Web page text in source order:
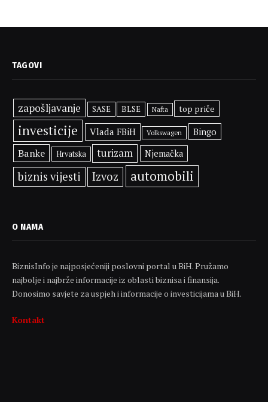
TAGOVI
zapošljavanje SASE BLSE Nafta top priče
investicije Vlada FBiH Volkswagen Bingo
Banke Hrvatska turizam Njemačka
biznis vijesti Izvoz automobili
O NAMA
BiznisInfo je najposjećeniji poslovni portal u BiH. Pružamo
najbolje i najbrže informacije iz oblasti biznisa i finansija.
Donosimo savjete za uspjeh i informacije o investicijama u BiH.
Kontakt